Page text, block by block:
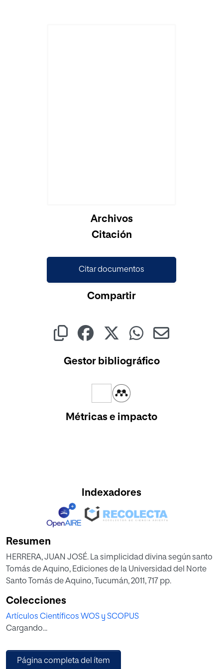
Cargando...Archivos
Citación
Citar documentos
Compartir
Gestor bibliográfico
Métricas e impacto
Indexadores
Resumen
HERRERA, JUAN JOSÉ. La simplicidad divina según santo
Tomás de Aquino, Ediciones de la Universidad del Norte
Santo Tomás de Aquino, Tucumán, 2011, 717 pp.
Colecciones
Artículos Científicos WOS y SCOPUS
Cargando...
Página completa del ítem